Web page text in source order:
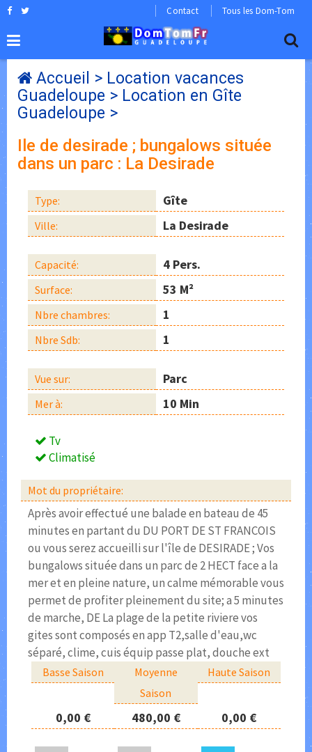
Contact Tous les Dom-Tom
Accueil > Location vacances
Guadeloupe > Location en Gîte
Guadeloupe >
Ile de desirade ; bungalows située
dans un parc : La Desirade
Type: Gîte
Ville: La Desirade
Capacité: 4 Pers.
Surface: 53 M²
Nbre chambres: 1
Nbre Sdb: 1
Vue sur: Parc
Mer à: 10 Min
Tv
Climatisé
Mot du propriétaire:
Après avoir effectué une balade en bateau de 45
minutes en partant du DU PORT DE ST FRANCOIS
ou vous serez accueilli sur l'île de DESIRADE ; Vos
bungalows située dans un parc de 2 HECT face a la
mer et en pleine nature, un calme mémorable vous
permet de profiter pleinement du site; a 5 minutes
de marche, DE La plage de la petite riviere vos
gites sont composés en app T2,salle d'eau,wc
séparé, clime, cuis équip passe plat, douche ext
Basse Saison
Moyenne
Saison
Haute Saison
0,00 € 480,00 € 0,00 €